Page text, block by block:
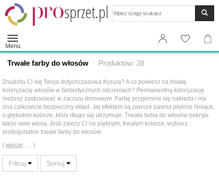
Menu
Trwałe farby do włosów Produktów: 28
Znudziła Ci się Twoja dotychczasowa fryzura? A co powiesz na trwałą
koloryzację włosów w fantastycznych odcieniach? Permanentną koloryzację
możesz zastosować w zaciszu domowym. Farbę przyjemnie się nakłada i ma
ona całkowicie bezpieczny skład. Jej efektem są zawsze pasma pięknie lśniące,
o głębokim kolorze, który długo się utrzymuje. Trwała farba do włosów pokryje
także siwe włosy. Jeśli zależy Ci na pięknym, trwałym kolorze, wybierz
profesjonalne trwałe farby do włosów
( więcej . . . )